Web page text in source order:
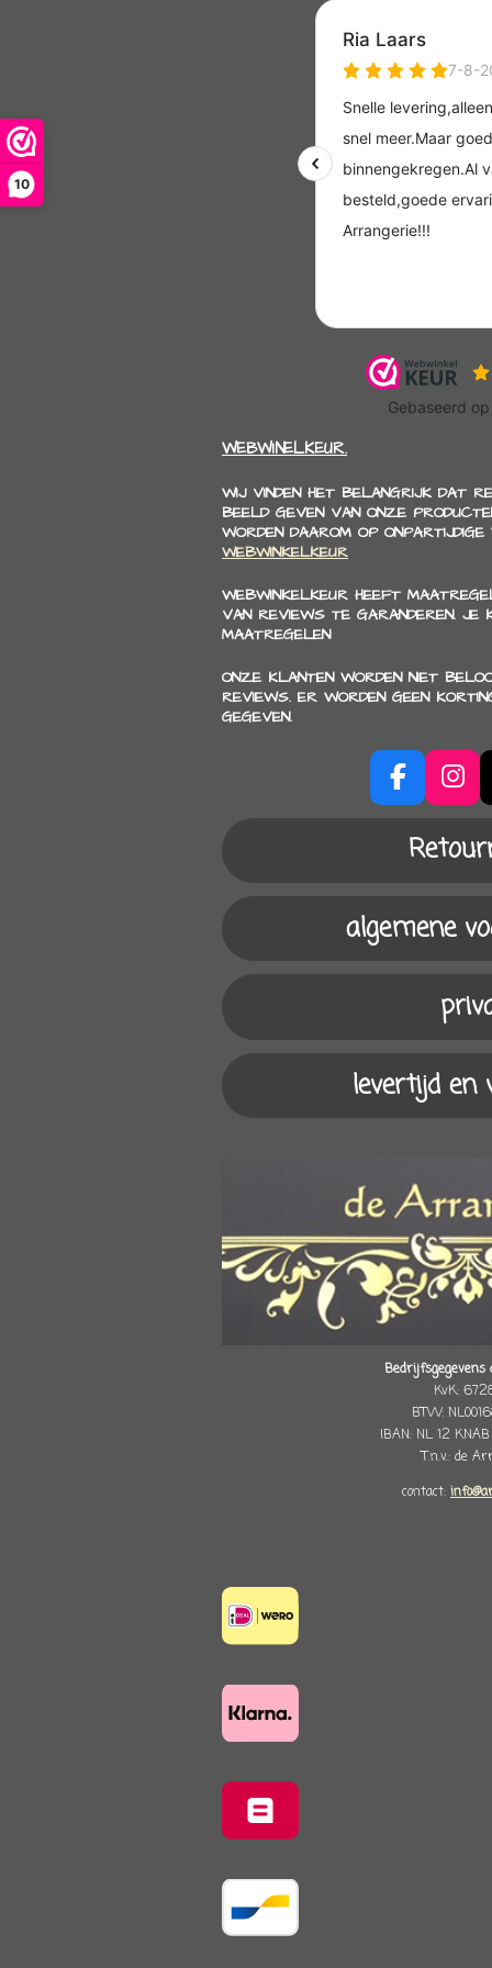
10
WEBWINELKEUR.
WIJ VINDEN HET BELANGRIJK DAT
BEELD GEVEN VAN ONZE
WORDEN DAAROM OP
WEBWINKELKEUR
WEBWINKELKEUR HEEFT
VAN REVIEWS TE GARANDEREN. JE
MAATREGELEN
ONZE KLANTEN WORDEN NIET
REVIEWS. ER WORDEN GEEN
GEGEVEN.
F
a
b
o
k
I
n
s
t
a
r
a
m
algemene
levertijd en
KvK:
BTW:
IBAN: NL 12
T.n.v.: de
contact: